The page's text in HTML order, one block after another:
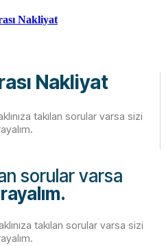
Nakliyat
Nakliyat
takılan sorular varsa sizi
sorular varsa
takılan sorular varsa sizi